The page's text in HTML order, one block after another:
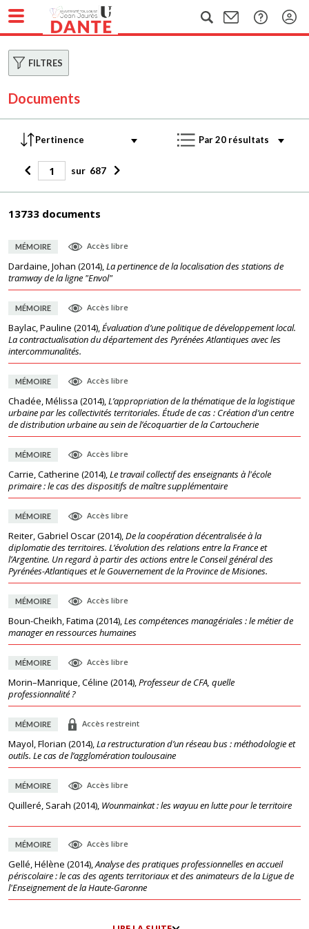
FILTRES
Documents
sur 687
13733 documents
MÉMOIRE Accès libre
Dardaine, Johan (2014),La pertinence de la localisation des stations de
tramway de la ligne "Envol"
MÉMOIRE Accès libre
Baylac, Pauline (2014),Évaluation d’une politique de développement local.
La contractualisation du département des Pyrénées Atlantiques avec les
intercommunalités.
MÉMOIRE Accès libre
Chadée, Mélissa (2014),L’appropriation de la thématique de la logistique
urbaine par les collectivités territoriales. Étude de cas : Création d’un centre
de distribution urbaine au sein de l’écoquartier de la Cartoucherie
MÉMOIRE Accès libre
Carrie, Catherine (2014),Le travail collectif des enseignants à l'école
primaire : le cas des dispositifs de maître supplémentaire
MÉMOIRE Accès libre
Reiter, Gabriel Oscar(2014),De la coopération décentralisée à la
diplomatie des territoires. L’évolution des relations entre la France et
l’Argentine. Un regard à partir des actions entre le Conseil général des
Pyrénées-Atlantiques et le Gouvernement de la Province de Misiones.
MÉMOIRE Accès libre
Boun-Cheikh, Fatima (2014),Les compétences managériales : le métier de
manager en ressources humaines
MÉMOIRE Accès libre
Morin–Manrique, Céline (2014),Professeur de CFA, quelle
professionnalité ?
MÉMOIRE Accès restreint
Mayol, Florian (2014),La restructuration d’un réseau bus : méthodologie et
outils. Le cas de l’agglomération toulousaine
MÉMOIRE Accès libre
Quilleré, Sarah (2014), Wounmainkat : les wayuu en lutte pour le territoire
MÉMOIRE Accès libre
Gellé, Hélène (2014),Analyse des pratiques professionnelles en accueil
périscolaire : le cas des agents territoriaux et des animateurs de la Ligue de
l'Enseignement de la Haute-Garonne